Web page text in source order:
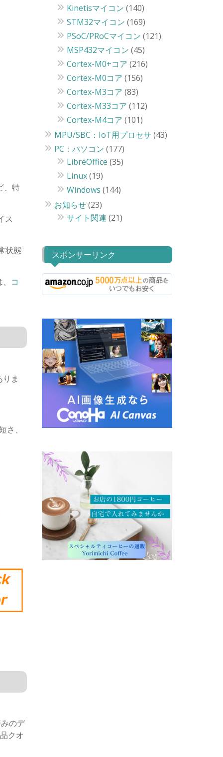
、特
ス
状態
コ
ま
、
のデ
クオ
Kinetisマイコン (140)
STM32マイコン (169)
PSoC/PRoCマイコン (121)
MSP432マイコン (45)
Cortex-M0+コア (216)
Cortex-M0コア (156)
Cortex-M3コア (83)
Cortex-M33コア (112)
Cortex-M4コア (101)
MPU/SBC：IoT用プロセサ (43)
PC：パソコン (177)
LibreOffice (35)
Linux(19)
Windows (144)
お知らせ(23)
サイト関連 (21)
スポンサーリンク